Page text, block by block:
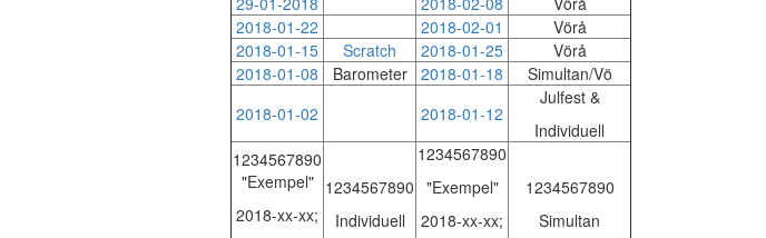
2018-01-22
2018-02-01
Vörå
2018-01-15
Scratch 2018-01-25
Vörå
2018-01-08
Barometer 2018-01-18
Simultan/Vö
2018-01-02
2018-01-12
Julfest &
Individuell
1234567890
"Exempel"
2018-xx-xx;
1234567890
Individuell
1234567890
"Exempel"
2018-xx-xx;
1234567890
Simultan